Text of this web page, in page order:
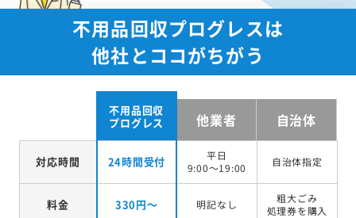
不用品回収プログレスは
他社とココがちがう
不用品回収
プログレス
他業者 自治体
対応時間 24時間受付
平日
9:00～19:00
自治体指定
料金 330円～ 明記なし
粗大ごみ
処理券を購入